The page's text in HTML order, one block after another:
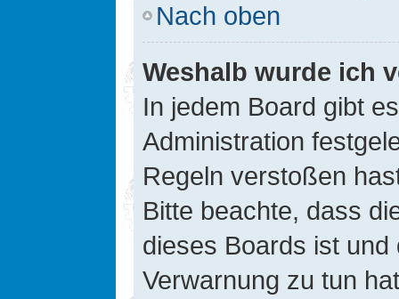
Nach oben
Weshalb wurde ich
In jedem Board gibt
Administration
Regeln verstoßen
Bitte beachte, dass
dieses Boards ist
Verwarnung zu tun